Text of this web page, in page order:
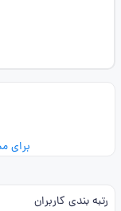
برای
رتبه بندی کاربران